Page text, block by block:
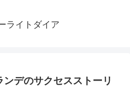
ライトダイア
ンデのサクセスストーリ